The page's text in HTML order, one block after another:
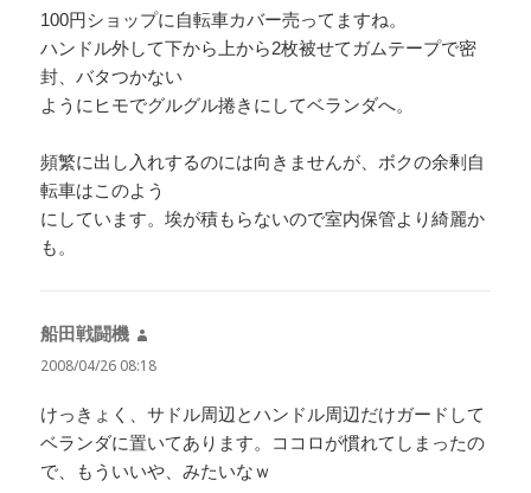
100円ショップに自転車カバー売ってますね。
ハンドル外して下から上から2枚被せてガムテープで密
封、バタつかない
ようにヒモでグルグル捲きにしてベランダへ。
頻繁に出し入れするのには向きませんが、ボクの余剰自
転車はこのよう
にしています。埃が積もらないので室内保管より綺麗か
も。
船田戦闘機
り:
2008/04/26 08:18
けっきょく、サドル周辺とハンドル周辺だけガードして
ベランダに置いてあります。ココロが慣れてしまったの
で、もういいや、みたいなｗ